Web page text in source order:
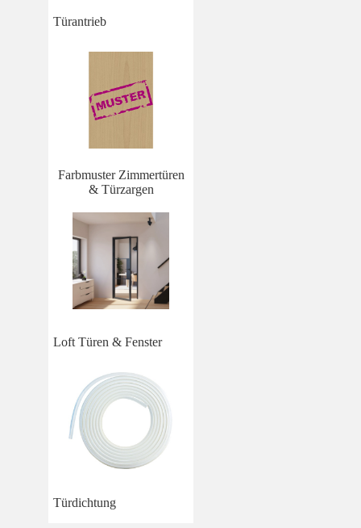
Türantrieb
Farbmuster Zimmertüren
& Türzargen
Loft Türen & Fenster
Türdichtung